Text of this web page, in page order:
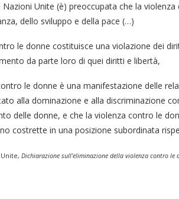
Nazioni Unite (è) preoccupata che la
dello sviluppo e della pace (…)
le donne costituisce una violazione dei
da parte loro di quei diritti e libertà,
le donne è una manifestazione delle
alla dominazione e alla discriminazione
delle donne, e che la violenza contro le
costrette in una posizione subordinata
Dichiarazione sull’eliminazione della violenza contro le